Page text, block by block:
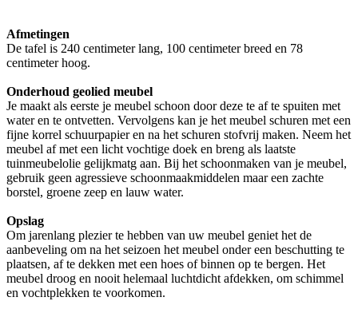
Afmetingen
De tafel is 240 centimeter lang, 100 centimeter breed en 78
centimeter hoog.
Onderhoud geolied meubel
Je maakt als eerste je meubel schoon door deze te af te spuiten met
water en te ontvetten. Vervolgens kan je het meubel schuren met een
fijne korrel schuurpapier en na het schuren stofvrij maken. Neem het
meubel af met een licht vochtige doek en breng als laatste
tuinmeubelolie gelijkmatg aan. Bij het schoonmaken van je meubel,
gebruik geen agressieve schoonmaakmiddelen maar een zachte
borstel, groene zeep en lauw water.
Opslag
Om jarenlang plezier te hebben van uw meubel geniet het de
aanbeveling om na het seizoen het meubel onder een beschutting te
plaatsen, af te dekken met een hoes of binnen op te bergen. Het
meubel droog en nooit helemaal luchtdicht afdekken, om schimmel
en vochtplekken te voorkomen.